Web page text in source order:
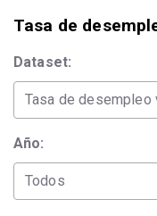
Tasa de
Dataset:
Año: